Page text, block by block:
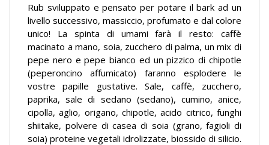
Rub sviluppato e pensato per potare il bark ad un
livello successivo, massiccio, profumato e dal colore
unico! La spinta di umami farà il resto: caffè
macinato a mano, soia, zucchero di palma, un mix di
pepe nero e pepe bianco ed un pizzico di chipotle
(peperoncino affumicato) faranno esplodere le
vostre papille gustative. Sale, caffè, zucchero,
paprika, sale di sedano (sedano), cumino, anice,
cipolla, aglio, origano, chipotle, acido citrico, funghi
shiitake, polvere di casea di soia (grano, fagioli di
soia) proteine vegetali idrolizzate, biossido di silicio.